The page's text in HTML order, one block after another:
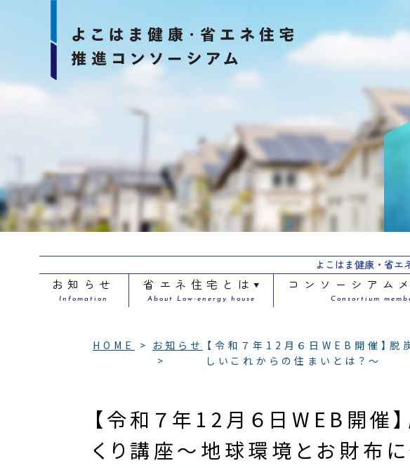
よこはま健康・省エ
お知らせ
Infomation
省エネ住宅とは
About Low-energy house
コンソーシアム
Consortium
HOME お知らせ 【令和７年12月６日WEB開催】
しいこれからの住まいとは？～
【令和７年12月６日WEB開催
くり講座～地球環境とお財布